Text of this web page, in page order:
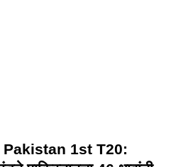
1st T20: